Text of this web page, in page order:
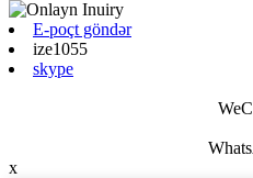
E-poçt göndər
ize1055
skype
x